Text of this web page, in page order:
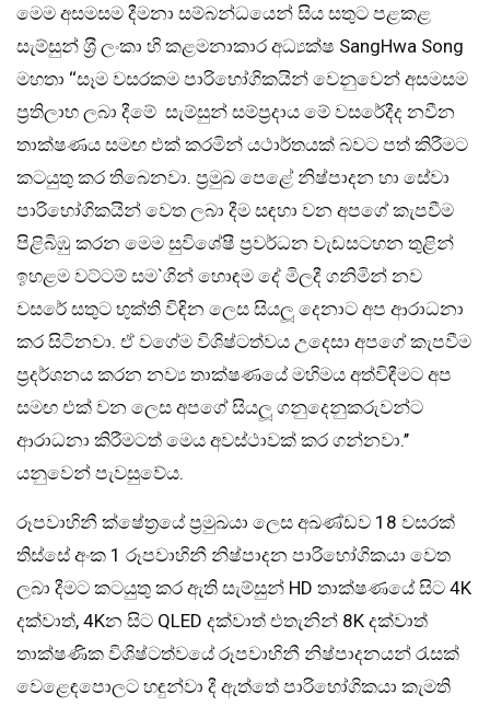
මෙම අසමසම දීමනා සම්බන්ධයෙන් සිය සතුට පළකළ
සැම්සුන් ශ‍්‍රී ලංකා හි කළමනාකාර අධ්‍යක්ෂ SangHwa Song
මහතා ‘‘සෑම වසරකම පාරිභෝගිකයින් වෙනුවෙන් අසමසම
ප‍්‍රතිලාභ ලබා දීමේ සැම්සුන් සම්ප‍්‍රදාය මේ වසරේදීද නවීන
තාක්ෂණය සමඟ එක් කරමින් යථාර්තයක් බවට පත් කිරීමට
කටයුතු කර තිබෙනවා. ප‍්‍රමුඛ පෙළේ නිෂ්පාදන හා සේවා
පාරිභෝගිකයින් වෙත ලබා දීම සඳහා වන අපගේ කැපවීම
පිළිබිඹු කරන මෙම සුවිශේෂී ප‍්‍රවර්ධන වැඩසටහන තුළින්
ඉහළම වට්ටම් සම`ගින් හොඳම දේ මිලදී ගනිමින් නව
වසරේ සතුට භුක්ති විඳින ලෙස සියලූ දෙනාට අප ආරාධනා
කර සිටිනවා. ඒ වගේම විශිෂ්ටත්වය උදෙසා අපගේ කැපවීම
ප‍්‍රදර්ශනය කරන නව්‍ය තාක්ෂණයේ මහිමය අත්විඳීමට අප
සමඟ එක් වන ලෙස අපගේ සියලූ ගනුදෙනුකරුවන්ට
ආරාධනා කිරීමටත් මෙය අවස්ථාවක් කර ගන්නවා.’’
යනුවෙන් පැවසුවේය.
රූපවාහිනී ක්ෂේත‍්‍රයේ ප‍්‍රමුඛයා ලෙස අඛණ්ඩව 18 වසරක්
තිස්සේ අංක 1 රූපවාහිනී නිෂ්පාදන පාරිභෝගිකයා වෙත
ලබා දීමට කටයුතු කර ඇති සැම්සුන් HD තාක්ෂණයේ සිට 4K
දක්වාත්, 4Kන සිට QLED දක්වාත් එතැනින් 8K දක්වාත්
තාක්ෂණික විශිෂ්ටත්වයේ රූපවාහිනී නිෂ්පාදනයන් රැසක්
වෙළෙඳපොලට හඳුන්වා දී ඇත්තේ පාරිභෝගිකයා කැමති